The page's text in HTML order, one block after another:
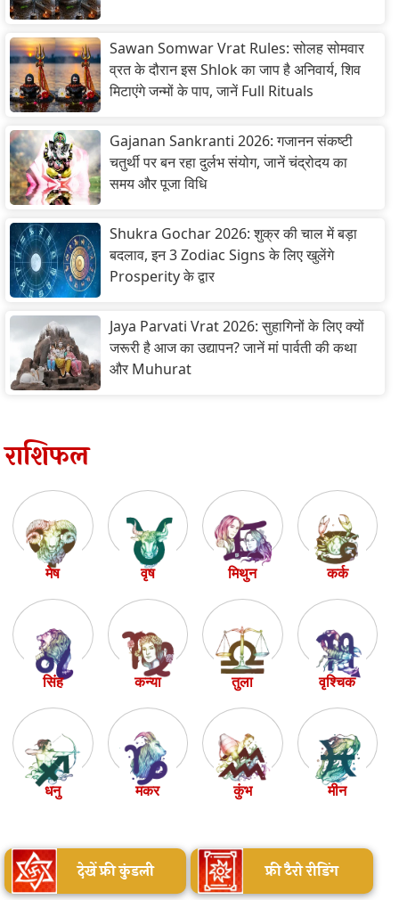
Sawan Somwar Vrat Rules: सोलह सोमवार
व्रत के दौरान इस Shlok का जाप है अनिवार्य, शिव
मिटाएंगे जन्मों के पाप, जानें Full Rituals
Gajanan Sankranti 2026: गजानन संकष्टी
चतुर्थी पर बन रहा दुर्लभ संयोग, जानें चंद्रोदय का
समय और पूजा विधि
Shukra Gochar 2026: शुक्र की चाल में बड़ा
बदलाव, इन 3 Zodiac Signs के लिए खुलेंगे
Prosperity के द्वार
Jaya Parvati Vrat 2026: सुहागिनों के लिए क्यों
जरूरी है आज का उद्यापन? जानें मां पार्वती की कथा
और Muhurat
राशिफल
मेष वृष मिथुन कर्क
सिंह कन्या तुला वृश्चिक
धनु मकर कुंभ मीन
देखें फ्री कुंडली फ्री टैरो रीडिंग